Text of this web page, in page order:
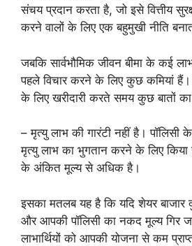
संचय प्रदान करता है, जो इसे वित्तीय
करने वालों के लिए एक बहुमुखी नीति
जबकि सार्वभौमिक जीवन बीमा के कई
पहले विचार करने के लिए कुछ कमियां हैं।
के लिए खरीदारी करते समय कुछ बातों का
– मृत्यु लाभ की गारंटी नहीं है।
मृत्यु लाभ का भुगतान करने के लिए किया
के अंकित मूल्य से अधिक है।
इसका मतलब यह है कि यदि शेयर बाजार
और आपकी पॉलिसी का नकद मूल्य गिर
लाभार्थियों को आपकी योजना से कम